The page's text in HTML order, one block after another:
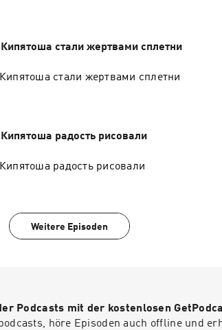
стали жертвами сплетни
стали жертвами сплетни
радость рисовали
радость рисовали
Weitere Episoden
Podcasts mit der kostenlosen
höre Episoden auch offline und